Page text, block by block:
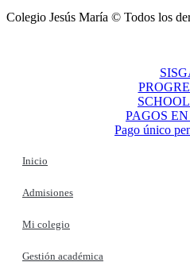
Colegio Jesús María © Todos los
PAGOS
Pago único
Inicio
Admisiones
Mi colegio
Gestión académica